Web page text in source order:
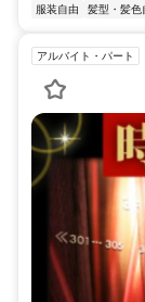
服装自由
髪型・髪色
アルバイト・パート